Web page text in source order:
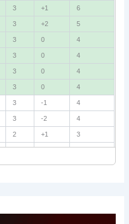
3 +1 6
3 +2 5
3 0 4
3 0 4
3 0 4
3 0 4
3 -1 4
3 -2 4
2 +1 3
2 0 3
3 -1 3